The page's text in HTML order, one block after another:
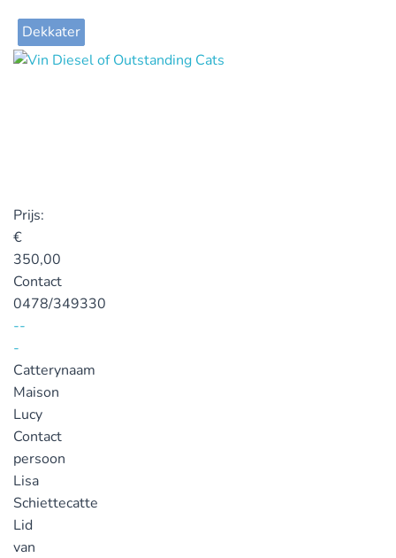
Dekkater
Prijs:
€
350,00
Contact
0478/349330
--
-
Catterynaam
Maison
Lucy
Contact
persoon
Lisa
Schiettecatte
Lid
van